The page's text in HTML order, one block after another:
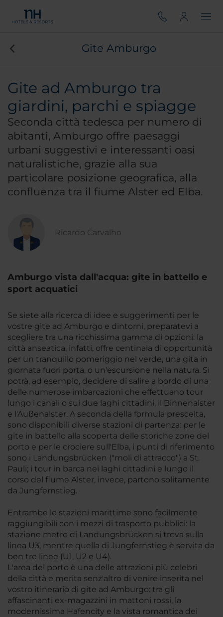
Gite Amburgo
Gite ad Amburgo tra
giardini, parchi e spiagge
Seconda città tedesca per numero di
abitanti, Amburgo offre paesaggi
urbani suggestivi e interessanti oasi
naturalistiche, grazie alla sua
particolare posizione geografica, alla
confluenza tra il fiume Alster ed Elba.
Ricardo Carvalho
Amburgo vista dall'acqua: gite in battello e
sport acquatici
Se siete alla ricerca di idee e suggerimenti per le
vostre gite ad Amburgo e dintorni, preparatevi a
scegliere tra una ricchissima gamma di opzioni: la
città anseatica, infatti, offre centinaia di opportunità
per un tranquillo pomeriggio nel verde, una gita in
giornata fuori porta, o un'escursione nella natura. Si
potrà, ad esempio, decidere di salire a bordo di una
delle numerose imbarcazioni che effettuano tour
lungo i canali o sui due laghi cittadini, il Binnenalster
e l'Außenalster. A seconda della formula prescelta,
sono disponibili diverse stazioni di partenza: per le
gite in battello alla scoperta delle storiche zone del
porto e per le crociere sull'Elba, i punti di riferimento
sono i Landungsbrücken ("moli di attracco") a St.
Pauli; i tour in barca nei laghi cittadini e lungo il
corso del fiume Alster, invece, partono solitamente
da Jungfernstieg.
Entrambe le stazioni marittime sono facilmente
raggiungibili con i mezzi di trasporto pubblici: la
stazione metro di Landungsbrücken si trova sulla
linea U3, mentre quella di Jungfernstieg è servita da
ben tre linee (U1, U2 e U4).
L'area del porto è una delle attrazioni più celebri
della città e merita senz'altro di venire inserita nel
vostro itinerario di gite ad Amburgo: tra gli
affascinanti ex-magazzini in mattoni rossi, la
modernissima Hafencity e la vista romantica dei